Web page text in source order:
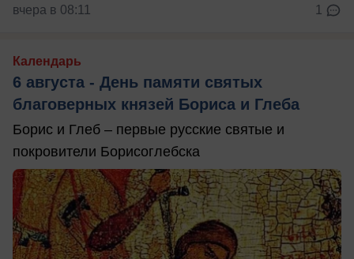
вчера в 08:11 1
Календарь
6 августа - День памяти святых
благоверных князей Бориса и Глеба
Борис и Глеб – первые русские святые и
покровители Борисоглебска